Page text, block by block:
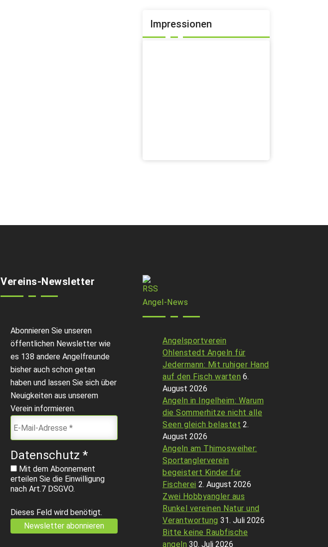
Impressionen
Vereins-Newsletter
Abonnieren Sie unseren
öffentlichen Newsletter wie
es 138 andere Angelfreunde
bisher auch schon getan
haben und lassen Sie sich über
Neuigkeiten aus unserem
Verein informieren.
Datenschutz *
Mit dem Abonnement
erteilen Sie die Einwilligung
nach Art.7 DSGVO.
Dieses Feld wird benötigt.
Angel-News
Angelsportverein
Ohlenstedt Angeln für
Jedermann: Mit ruhiger Hand
auf den Fisch warten 6.
August 2026
Angeln in Ingelheim: Warum
die Sommerhitze nicht alle
Seen gleich belastet 2.
August 2026
Angeln am Thimosweiher:
Sportanglerverein
begeistert Kinder für
Fischerei 2. August 2026
Zwei Hobbyangler aus
Runkel vereinen Natur und
Verantwortung 31. Juli 2026
Bitte keine Raubfische
angeln 30. Juli 2026